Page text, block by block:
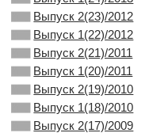
Выпуск 2(23)/2012
Выпуск 1(22)/2012
Выпуск 2(21)/2011
Выпуск 1(20)/2011
Выпуск 2(19)/2010
Выпуск 1(18)/2010
Выпуск 2(17)/2009